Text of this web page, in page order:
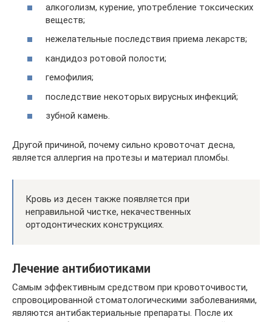
алкоголизм, курение, употребление токсических
веществ;
нежелательные последствия приема лекарств;
кандидоз ротовой полости;
гемофилия;
последствие некоторых вирусных инфекций;
зубной камень.
Другой причиной, почему сильно кровоточат десна,
является аллергия на протезы и материал пломбы.
Кровь из десен также появляется при
неправильной чистке, некачественных
ортодонтических конструкциях.
Лечение антибиотиками
Самым эффективным средством при кровоточивости,
спровоцированной стоматологическими заболеваниями,
являются антибактериальные препараты. После их